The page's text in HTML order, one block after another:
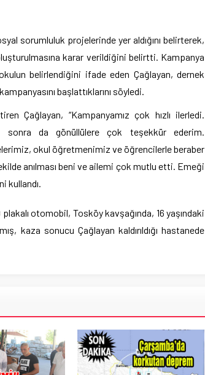
sorumluluk projelerinde yer aldığını belirterek,
karar verildiğini belirtti. Kampanya
belirlendiğini ifade eden Çağlayan, dernek
başlattıklarını söyledi.
Çağlayan, “Kampanyamız çok hızlı ilerledi.
sonra da gönüllülere çok teşekkür ederim.
okul öğretmenimiz ve öğrencilerle beraber
anılması beni ve ailemi çok mutlu etti. Emeği
kullandı.
otomobil, Tosköy kavşağında, 16 yaşındaki
kaza sonucu Çağlayan kaldırıldığı hastanede